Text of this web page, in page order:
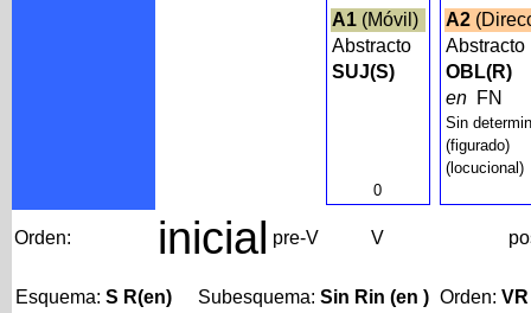
A1(Móvil)
Abstracto
SUJ(S)
0
A2
Abstracto
OBL(R)
en FN
Sin
(figurado)
(locucional)
Orden: inicial pre-V V
Esquema: S R(en) Subesquema: Sin Rin (en ) Orden: VR